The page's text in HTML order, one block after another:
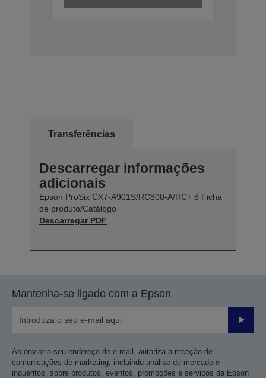
Transferências
Descarregar informações
adicionais
Epson ProSix CX7-A901S/RC800-A/RC+ 8 Ficha
de produto/Catálogo
Descarregar PDF
Mantenha-se ligado com a Epson
Enviar
Ao enviar o seu endereço de e-mail, autoriza a receção de
comunicações de marketing, incluindo análise de mercado e
inquéritos, sobre produtos, eventos, promoções e serviços da Epson